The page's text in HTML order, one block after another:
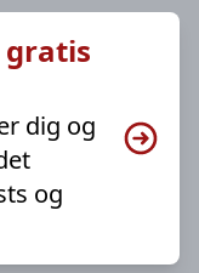
gratis
dig og
og